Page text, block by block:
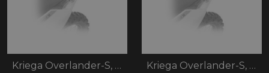
Kriega Overlander-S, OS-6 Kriega Overlander-S, OS-12